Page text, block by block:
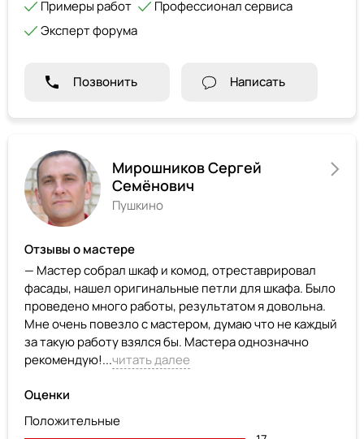
Примеры работ
Профессионал сервиса
Эксперт форума
Позвонить Написать
Мирошников Сергей
Семёнович
Пушкино
Отзывы о мастере
— Мастер собрал шкаф и комод, отреставрировал
фасады, нашел оригинальные петли для шкафа. Было
проведено много работы, результатом я довольна.
Мне очень повезло с мастером, думаю что не каждый
за такую работу взялся бы. Мастера однозначно
рекомендую!...читать далее
Оценки
Положительные